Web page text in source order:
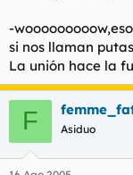
-
si nos llaman
La unión hace la
F Asiduo